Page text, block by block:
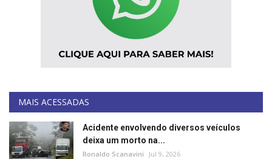
Esporte
Solidariedade
MAIS ACESSADAS
Acidente envolvendo diversos veículos
deixa um morto na...
Ronaldo Scanavini Jul 9, 2026